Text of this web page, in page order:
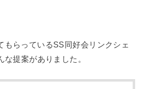
もらっているSS同好会リンクシェ
な提案がありました。